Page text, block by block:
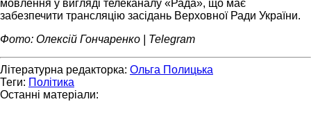
мовлення у вигляді телеканалу «Рада», що має
забезпечити трансляцію засідань Верховної Ради України.
Фото: Олексій Гончаренко | Telegram
Літературна редакторка: Ольга Полицька
Теги: Політика
Останні матеріали: